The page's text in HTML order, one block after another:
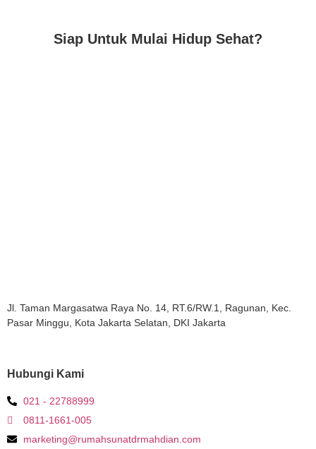
Siap Untuk Mulai Hidup Sehat?
Jl. Taman Margasatwa Raya No. 14, RT.6/RW.1, Ragunan, Kec.
Pasar Minggu, Kota Jakarta Selatan, DKI Jakarta
Hubungi Kami
021 - 22788999
0811-1661-005
marketing@rumahsunatdrmahdian.com